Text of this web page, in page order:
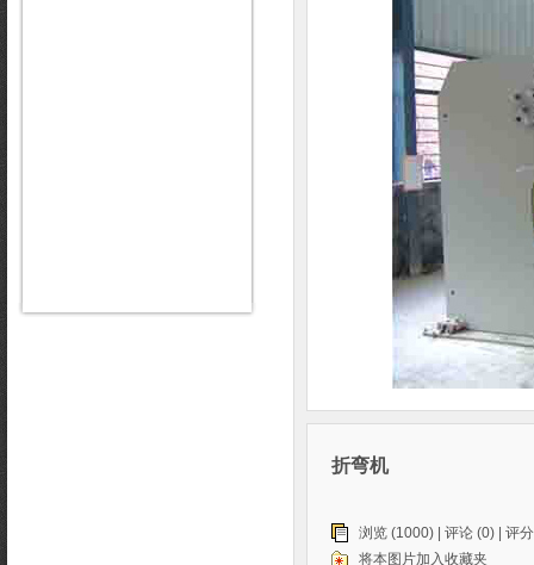
折弯机
浏览 (1000) | 评论 (0) | 评
将本图片加入收藏夹